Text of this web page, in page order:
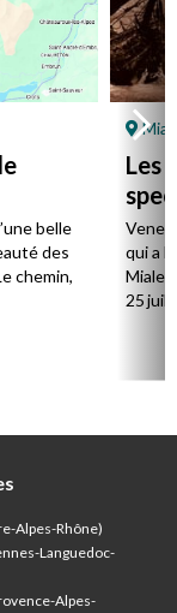
belle
des
chemin,
Les
qui a
25
Alpes-Rhône)
Languedoc-
Alpes-